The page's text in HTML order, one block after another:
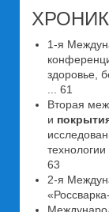
1-я
здоровье,
... 61
Вторая
и
технологии
63
2-я